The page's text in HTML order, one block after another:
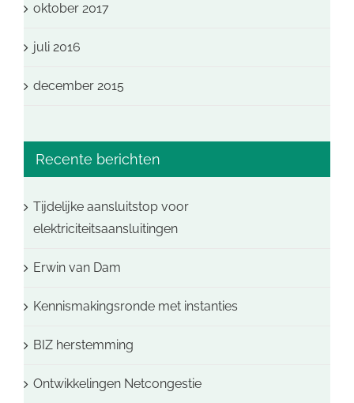
oktober 2017
juli 2016
december 2015
Recente berichten
Tijdelijke aansluitstop voor
elektriciteitsaansluitingen
Erwin van Dam
Kennismakingsronde met instanties
BIZ herstemming
Ontwikkelingen Netcongestie